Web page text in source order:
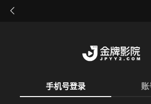
手机号登录 账